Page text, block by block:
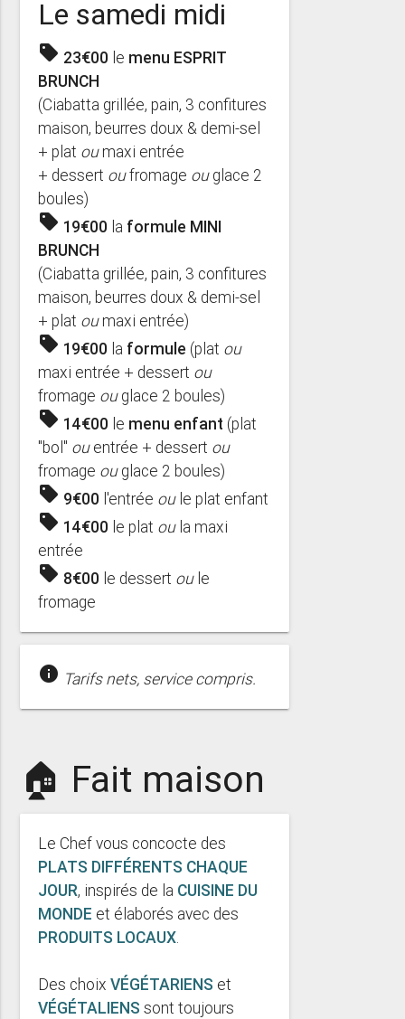
Le samedi midi
sell 23€00 le menu ESPRIT
BRUNCH
(Ciabatta grillée, pain, 3 confitures
maison, beurres doux & demi-sel
+ plat oumaxi entrée
+ dessert oufromage ouglace 2
boules)
sell 19€00 la formule MINI
BRUNCH
(Ciabatta grillée, pain, 3 confitures
maison, beurres doux & demi-sel
+ plat oumaxi entrée)
sell 19€00 la formule (plat ou
maxi entrée + dessert ou
fromage ouglace 2 boules)
sell 14€00 le menu enfant (plat
"bol" ouentrée + dessert ou
fromage ouglace 2 boules)
sell 9€00 l'entrée oule plat enfant
sell 14€00 le plat oula maxi
entrée
sell 8€00 le dessert oule
fromage
info Tarifs nets, service compris.
🏠 Fait maison
Le Chef vous concocte des
PLATS DIFFÉRENTS CHAQUE
JOUR, inspirés de la CUISINE DU
MONDE et élaborés avec des
PRODUITS LOCAUX.
Des choixVÉGÉTARIENS et
VÉGÉTALIENS sont toujours